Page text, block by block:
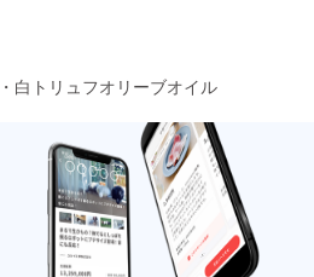
白トリュフオリーブオイル